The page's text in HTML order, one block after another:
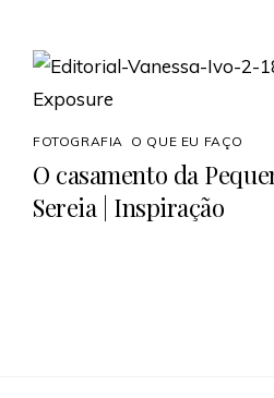
FOTOGRAFIA O QUE EU FAÇO
O casamento da
Sereia | Inspiração